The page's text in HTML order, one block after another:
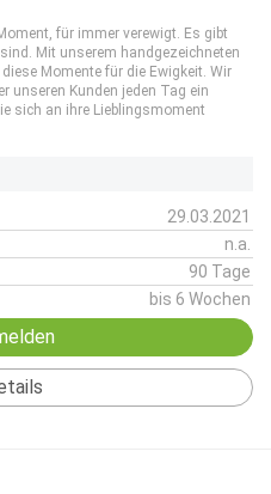
für immer verewigt. Es gibt
Mit unserem handgezeichneten
Momente für die Ewigkeit. Wir
unseren Kunden jeden Tag ein
sich an ihre Lieblingsmoment
29.03.2021
n.a.
90 Tage
bis 6 Wochen